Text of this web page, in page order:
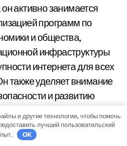
активно занимается
программ по
и общества,
инфраструктуры
интернета для всех
также уделяет внимание
и развитию
технологий.
и другие технологии, чтобы помочь
лучший пользовательский
OK